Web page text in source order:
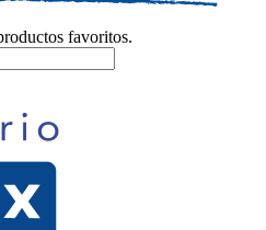
favoritos.